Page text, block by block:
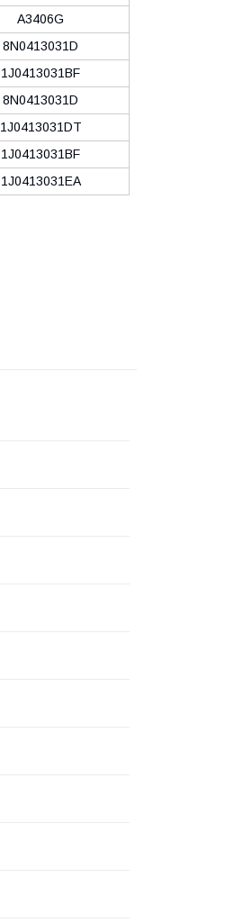
A3406G
8N0413031D
1J0413031BF
8N0413031D
1J0413031DT
1J0413031BF
1J0413031EA